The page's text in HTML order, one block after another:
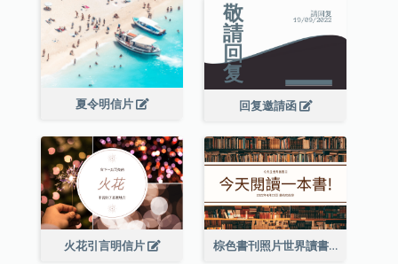
夏令明信片 回复邀請函
火花引言明信片 棕色書刊照片世界讀書日明信片